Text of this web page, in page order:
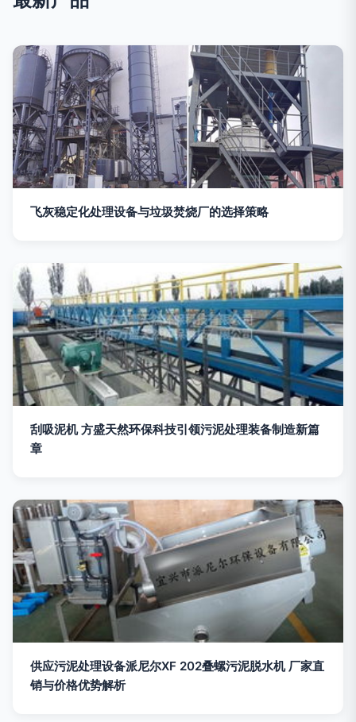
飞灰稳定化处理设备与垃圾焚烧厂的选择策略
刮吸泥机 方盛天然环保科技引领污泥处理装备制造新篇
章
供应污泥处理设备派尼尔XF 202叠螺污泥脱水机 厂家直
销与价格优势解析